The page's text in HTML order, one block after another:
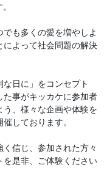
も多くの愛を増やしよ
によって社会問題の解決
日に」をコンセプト
た事がキッカケに参加者
、様々な企画や体験を
しております。
信じ、参加された方々
是非、ご体験ください